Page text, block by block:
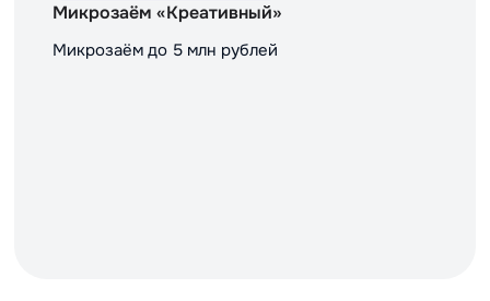
Микрозаём «Креативный»
Микрозаём до 5 млн рублей